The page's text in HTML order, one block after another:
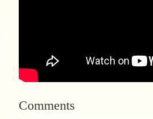
Comments